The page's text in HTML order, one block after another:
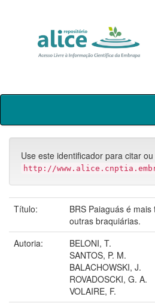
Skip
Use este identificador para citar
http://
Título:
BRS Paiaguás é
outras braquiárias.
Autoria:
BELONI, T.
SANTOS, P. M.
BALACHOWSKI, J.
ROVADOSCKI, G. A.
VOLAIRE, F.